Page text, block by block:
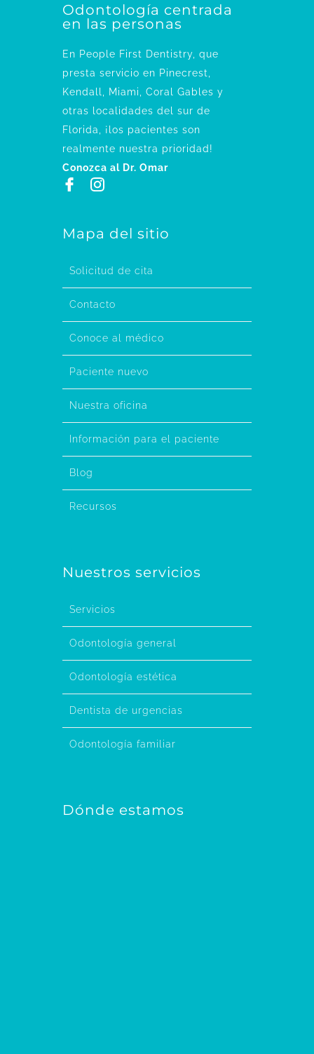
Odontología centrada
en las personas
En People First Dentistry, que
presta servicio en Pinecrest,
Kendall, Miami, Coral Gables y
otras localidades del sur de
Florida, ¡los pacientes son
realmente nuestra prioridad!
Conozca al Dr. Omar
Mapa del sitio
Solicitud de cita
Contacto
Conoce al médico
Paciente nuevo
Nuestra oficina
Información para el paciente
Blog
Recursos
Nuestros servicios
Servicios
Odontología general
Odontología estética
Dentista de urgencias
Odontología familiar
Dónde estamos